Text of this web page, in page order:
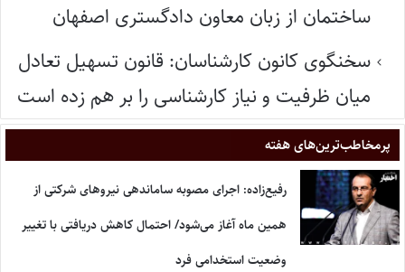
ساختمان از زبان معاون دادگستری اصفهان
سخنگوی کانون کارشناسان: قانون تسهیل تعادل
میان ظرفیت و نیاز کارشناسی را بر هم زده است
پر‌مخاطب‌ترین‌های هفته
رفیع‌زاده: اجرای مصوبه ساماندهی نیروهای شرکتی از
همین ماه آغاز می‌شود/ احتمال کاهش دریافتی با تغییر
وضعیت استخدامی فرد